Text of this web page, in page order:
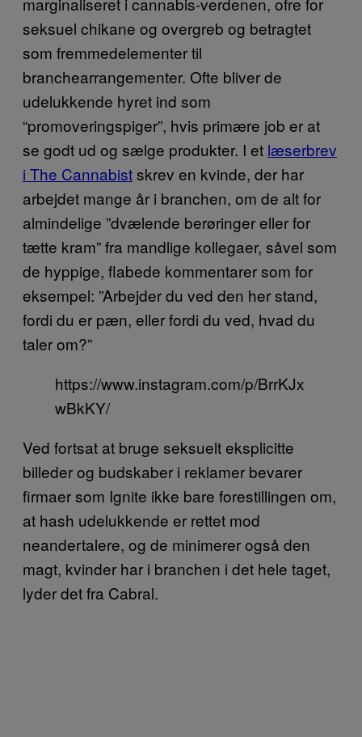
seksuel chikane og overgreb og betragtet
som fremmedelementer til
branchearrangementer. Ofte bliver de
udelukkende hyret ind som
“promoveringspiger”, hvis primære job er at
se godt ud og sælge produkter. I et læserbrev
i The Cannabistskrev en kvinde, der har
arbejdet mange år i branchen, om de alt for
almindelige ”dvælende berøringer eller for
tætte kram” fra mandlige kollegaer, såvel som
de hyppige, flabede kommentarer som for
eksempel: ”Arbejder du ved den her stand,
fordi du er pæn, eller fordi du ved, hvad du
taler om?”
https://www.instagram.com/p/BrrKJx
wBkKY/
Ved fortsat at bruge seksuelt eksplicitte
billeder og budskaber i reklamer bevarer
firmaer som Ignite ikke bare forestillingen om,
at hash udelukkende er rettet mod
neandertalere, og de minimerer også den
magt, kvinder har i branchen i det hele taget,
lyder det fra Cabral.